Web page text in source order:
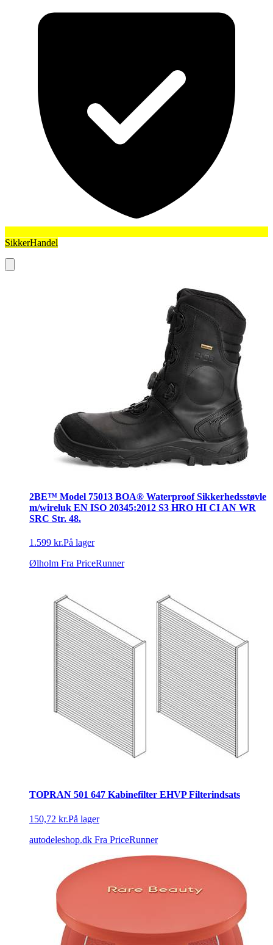
SikkerHandel
2BE™ Model 75013 BOA® Waterproof Sikkerhedsstøvle
m/wireluk EN ISO 20345:2012 S3 HRO HI CI AN WR
SRC Str. 48.
1.599 kr.På lager
Ølholm Fra PriceRunner
TOPRAN 501 647 Kabinefilter EHVP Filterindsats
150,72 kr.På lager
autodeleshop.dk Fra PriceRunner